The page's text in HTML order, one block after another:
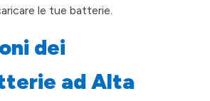
le tue batterie.
dei
ad Alta